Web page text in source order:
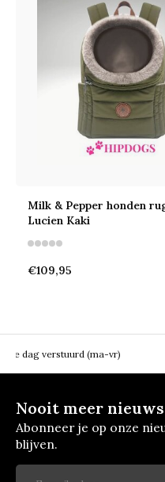
Milk & Pepper honden
Lucien Kaki
€109,95
dag verstuurd (ma-vr)
Nooit meer
Abonneer je op onze
blijven.